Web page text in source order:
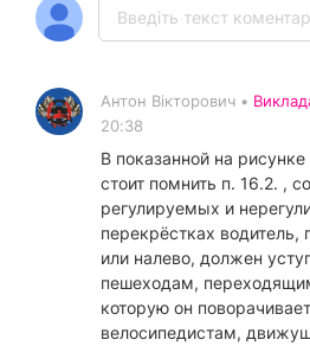
Антон Вікторович •
20:38
В показанной на
стоит помнить п. 16.2. ,
регулируемых и
перекрёстках водитель,
или налево, должен
пешеходам,
которую он
велосипедистам,